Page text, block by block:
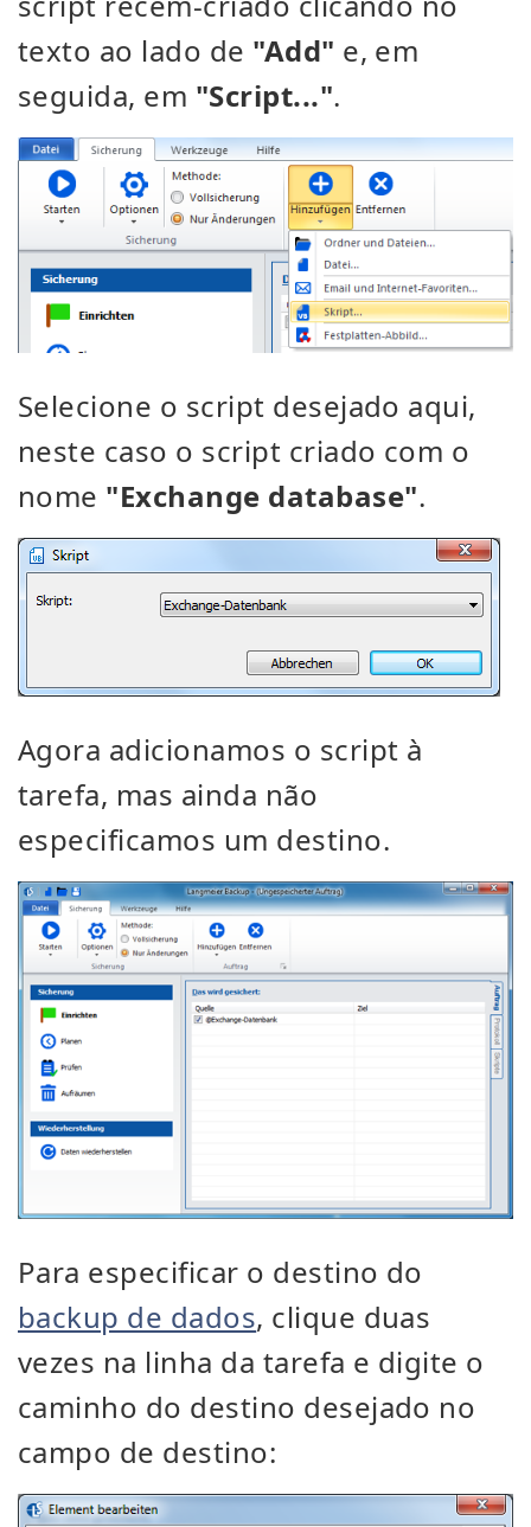
texto ao lado de "Add" e, em
seguida, em "Script...".
Selecione o script desejado aqui,
neste caso o script criado com o
nome "Exchange database".
Agora adicionamos o script à
tarefa, mas ainda não
especificamos um destino.
Para especificar o destino do
backup de dados, clique duas
vezes na linha da tarefa e digite o
caminho do destino desejado no
campo de destino: